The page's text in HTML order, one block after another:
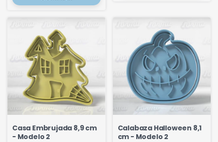
Casa Embrujada 8,9 cm
- Modelo 2
Calabaza Halloween 8,1
cm - Modelo 2